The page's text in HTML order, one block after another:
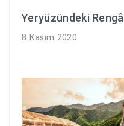
Yeryüzündeki
8 Kasım 2020